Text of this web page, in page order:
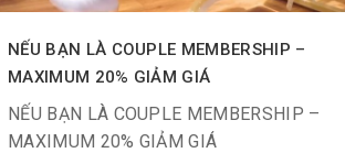
NẾU BẠN LÀ COUPLE MEMBERSHIP –
MAXIMUM 20% GIẢM GIÁ
NẾU BẠN LÀ COUPLE MEMBERSHIP –
MAXIMUM 20% GIẢM GIÁ